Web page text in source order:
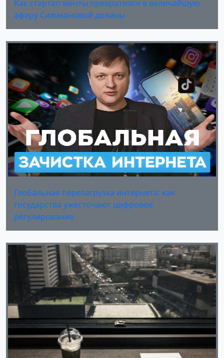
Как стартап мечты превратился в величайшую
аферу Силиконовой долины
Глобальная перезагрузка интернета: как
государства ужесточают цифровое
регулирование